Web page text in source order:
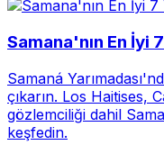
Samana'nın En İyi
Samaná
çıkarın. Los Haitises,
gözlemciliği dahil
keşfedin.